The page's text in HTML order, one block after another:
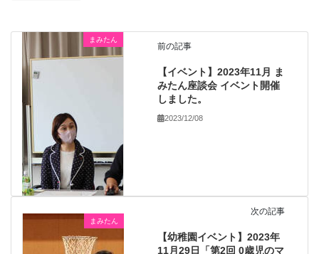
まみたん
前の記事
【イベント】2023年11月 ま
みたん座談会 イベント開催
しました。
2023/12/08
まみたん
次の記事
【幼稚園イベント】2023年
11月29日「第2回 0歳児のマ